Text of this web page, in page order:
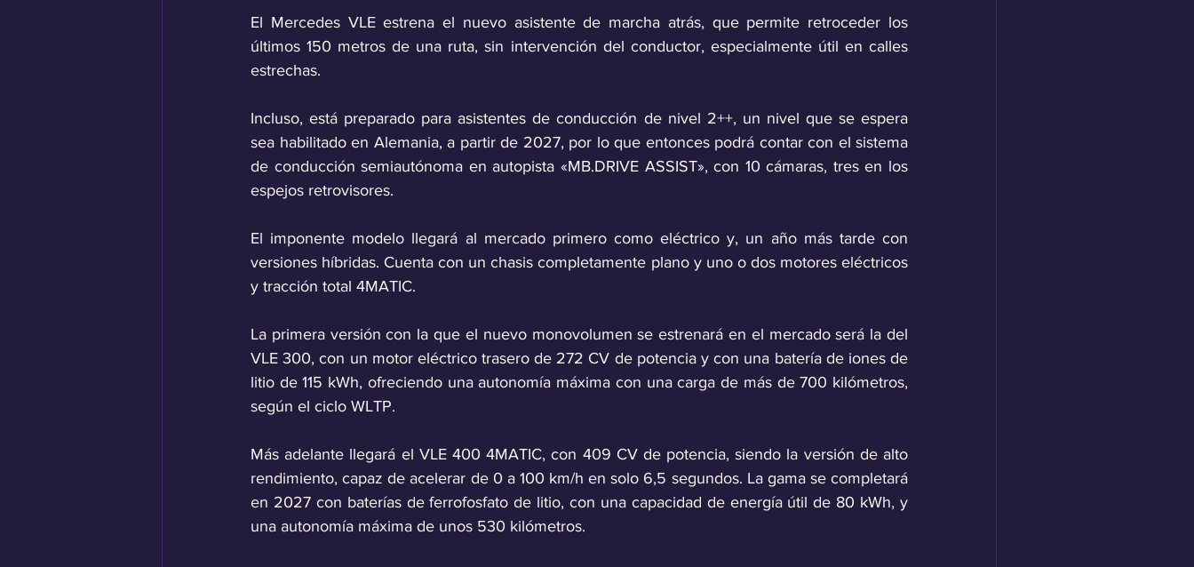
El Mercedes VLE estrena el nuevo asistente de marcha atrás, que permite retroceder los
últimos 150 metros de una ruta, sin intervención del conductor, especialmente útil en calles
estrechas.
Incluso, está preparado para asistentes de conducción de nivel 2++, un nivel que se espera
sea habilitado en Alemania, a partir de 2027, por lo que entonces podrá contar con el sistema
de conducción semiautónoma en autopista «MB.DRIVE ASSIST», con 10 cámaras, tres en los
espejos retrovisores.
El imponente modelo llegará al mercado primero como eléctrico y, un año más tarde con
versiones híbridas. Cuenta con un chasis completamente plano y uno o dos motores eléctricos
y tracción total 4MATIC.
La primera versión con la que el nuevo monovolumen se estrenará en el mercado será la del
VLE 300, con un motor eléctrico trasero de 272 CV de potencia y con una batería de iones de
litio de 115 kWh, ofreciendo una autonomía máxima con una carga de más de 700 kilómetros,
según el ciclo WLTP.
Más adelante llegará el VLE 400 4MATIC, con 409 CV de potencia, siendo la versión de alto
rendimiento, capaz de acelerar de 0 a 100 km/h en solo 6,5 segundos. La gama se completará
en 2027 con baterías de ferrofosfato de litio, con una capacidad de energía útil de 80 kWh, y
una autonomía máxima de unos 530 kilómetros.